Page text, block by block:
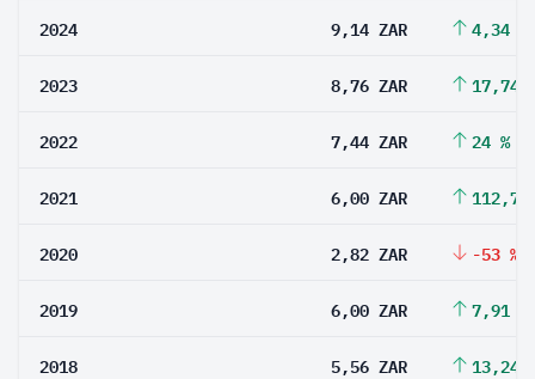
2024 9,14 ZAR 4,34 %
2023 8,76 ZAR 17,74
2022 7,44 ZAR 24 %
2021 6,00 ZAR 112,77
2020 2,82 ZAR -53 %
2019 6,00 ZAR 7,91 %
2018 5,56 ZAR 13,24